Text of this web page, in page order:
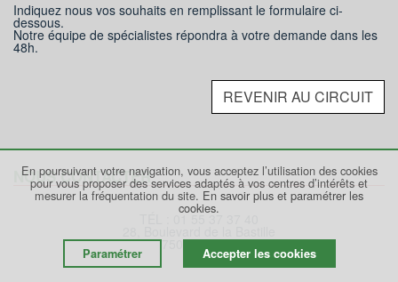
Indiquez nous vos souhaits en remplissant le formulaire ci-
dessous.
Notre équipe de spécialistes répondra à votre demande dans les
48h.
REVENIR AU CIRCUIT
NOUS CONTACTER
75012 PARIS
En poursuivant votre navigation, vous acceptez l’utilisation des cookies
pour vous proposer des services adaptés à vos centres d’intérêts et
mesurer la fréquentation du site. En savoir plus et paramétrer les
cookies.
Paramétrer Accepter les cookies